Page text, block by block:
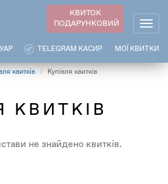
КВИТОК
ПОДАРУНКОВИЙ
МОЇ КВИТКИ
TELEGRAM КАСИР
квитків Купівля квитків
КВИТКІВ
не знайдено квитків.